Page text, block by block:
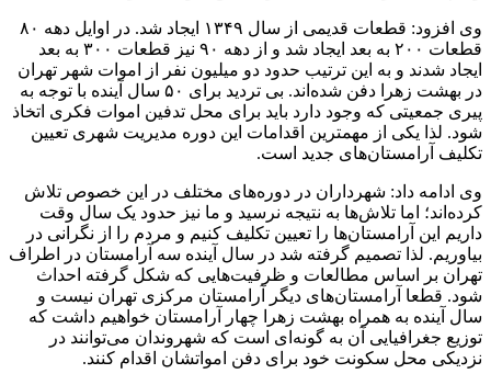
وی افزود: قطعات قدیمی از سال ۱۳۴۹ ایجاد شد. در اوایل دهه ۸۰
قطعات ۲۰۰ به بعد ایجاد شد و از دهه ۹۰ نیز قطعات ۳۰۰ به بعد
ایجاد شدند و به این ترتیب حدود دو میلیون نفر از اموات شهر تهران
در بهشت زهرا دفن شده‌اند. بی تردید برای ۵۰ سال آینده با توجه به
پیری جمعیتی که وجود دارد باید برای محل تدفین اموات فکری اتخاذ
شود. لذا یکی از مهمترین اقدامات این دوره مدیریت شهری تعیین
تکلیف آرامستان‌های جدید است.
وی ادامه داد: شهرداران در دوره‌های مختلف در این خصوص تلاش
کرده‌اند؛ اما تلاش‌ها به نتیجه نرسید و ما نیز حدود یک سال وقت
داریم این آرامستان‌ها را تعیین تکلیف کنیم و مردم را از نگرانی در
بیاوریم. لذا تصمیم گرفته شد در سال آینده سه آرامستان در اطراف
تهران بر اساس مطالعات و ظرفیت‌هایی که شکل گرفته احداث
شود. قطعا آرامستان‌های دیگر آرامستان مرکزی تهران نیست و
سال آینده به همراه بهشت زهرا چهار آرامستان خواهیم داشت که
توزیع جغرافیایی آن به گونه‌ای است که شهروندان می‌توانند در
نزدیکی محل سکونت خود برای دفن امواتشان اقدام کنند.